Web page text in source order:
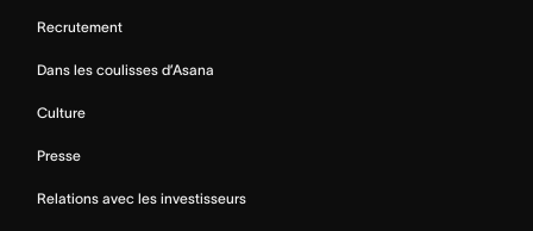
Recrutement
Dans les coulisses d’Asana
Culture
Presse
Relations avec les investisseurs